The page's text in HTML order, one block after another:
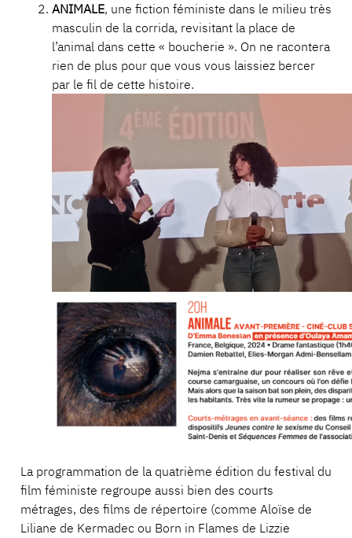
ANIMALE, une fiction féministe dans le milieu très
masculin de la corrida, revisitant la place de
l’animal dans cette « boucherie ». On ne racontera
rien de plus pour que vous vous laissiez bercer
par le fil de cette histoire.
La programmation de la quatrième édition du festival du
film féministe regroupe aussi bien des courts
métrages, des films de répertoire (comme Aloïse de
Liliane de Kermadec ou Born in Flames de Lizzie